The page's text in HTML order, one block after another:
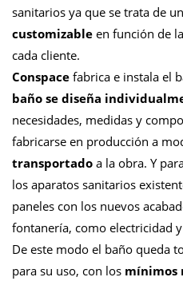
sanitarios ya que se trata de un
customizable en función de
cada cliente.
Conspace fabrica e instala el
baño se diseña
necesidades, medidas y
fabricarse en producción a
transportado a la obra. Y
los aparatos sanitarios
paneles con los nuevos
fontanería, como electricidad
De este modo el baño queda
para su uso, con los mínimos